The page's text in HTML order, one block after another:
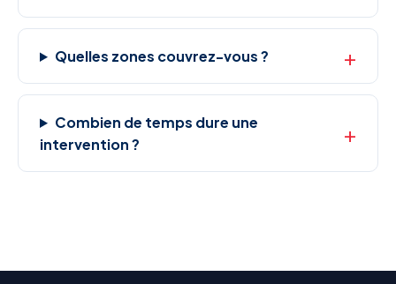
Quelles zones couvrez-vous ?
Combien de temps dure une
intervention ?